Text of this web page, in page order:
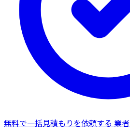
無料で一括見積もりを依頼する 業